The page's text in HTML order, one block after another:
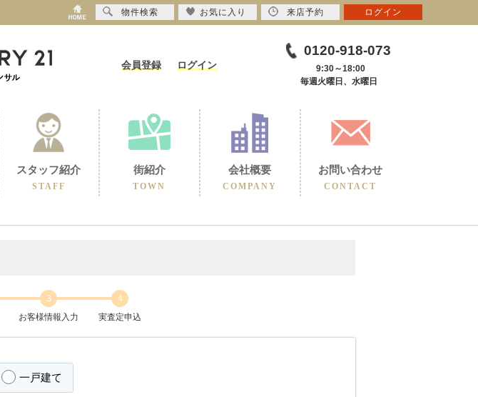
会員登録 ログイン
0120-918-073
9:30～18:00
毎週火曜日、水曜日
スタッフ紹介
STAFF
街紹介
TOWN
会社概要
COMPANY
お問い合わせ
CONTACT
3
お客様情報入力
4
実査定申込
一戸建て
物件検索 お気に入り 来店予約 ログイン